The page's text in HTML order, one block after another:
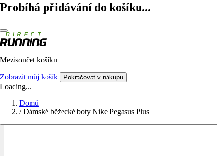
Probíhá přidávání do košíku...
Mezisoučet košíku
Zobrazit můj košík Pokračovat v nákupu
Loading...
Domů
/ Dámské běžecké boty Nike Pegasus Plus